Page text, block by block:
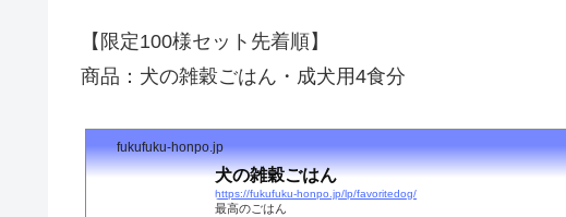
【限定100様セット先着順】
商品：犬の雑穀ごはん・成犬用4食分
fukufuku-honpo.jp
犬の雑穀ごはん
https://fukufuku-honpo.jp/lp/favoritedog/
最高のごはん